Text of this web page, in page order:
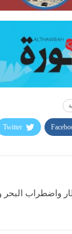
Twitter
واضطراب البحر